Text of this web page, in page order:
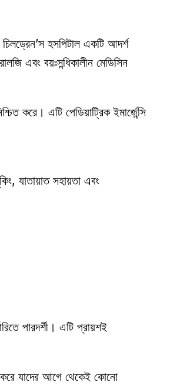
হসপিটাল একটি আদর্শ
এবং বয়ঃসন্ধিকালীন মেডিসিন
করে। এটি পেডিয়াট্রিক ইমার্জেন্সি
পারদর্শী। এটি প্রায়শই
করে যাদের আগে থেকেই কোনো